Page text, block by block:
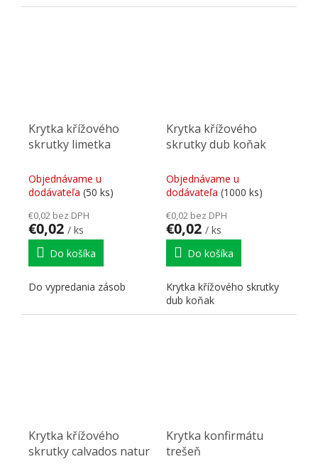
Krytka křížového
skrutky limetka
Objednávame u
dodávateľa (50 ks)
€0,02 bez DPH
€0,02 / ks
Do košíka
Do vypredania zásob
Krytka křížového
skrutky dub koňak
Objednávame u
dodávateľa (1000 ks)
€0,02 bez DPH
€0,02 / ks
Do košíka
Krytka křížového skrutky
dub koňak
Krytka křížového
skrutky calvados natur
Krytka konfirmátu
trešeň